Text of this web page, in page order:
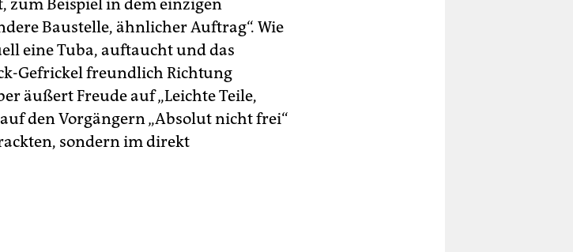
Beispiel in dem einzigen
Baustelle, ähnlicher Auftrag“. Wie
eine Tuba, auftaucht und das
Gefrickel freundlich Richtung
äußert Freude auf „Leichte Teile,
den Vorgängern „Absolut nicht frei“
sondern im direkt